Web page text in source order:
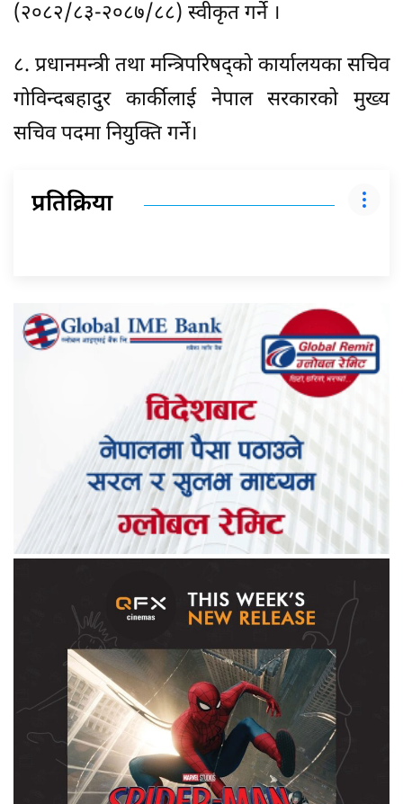
(२०८२/८३-२०८७/८८) स्वीकृत गर्ने ।
८. प्रधानमन्त्री तथा मन्त्रिपरिषद्को कार्यालयका सचिव
गोविन्दबहादुर कार्कीलाई नेपाल सरकारको मुख्य
सचिव पदमा नियुक्ति गर्ने।
प्रतिक्रिया